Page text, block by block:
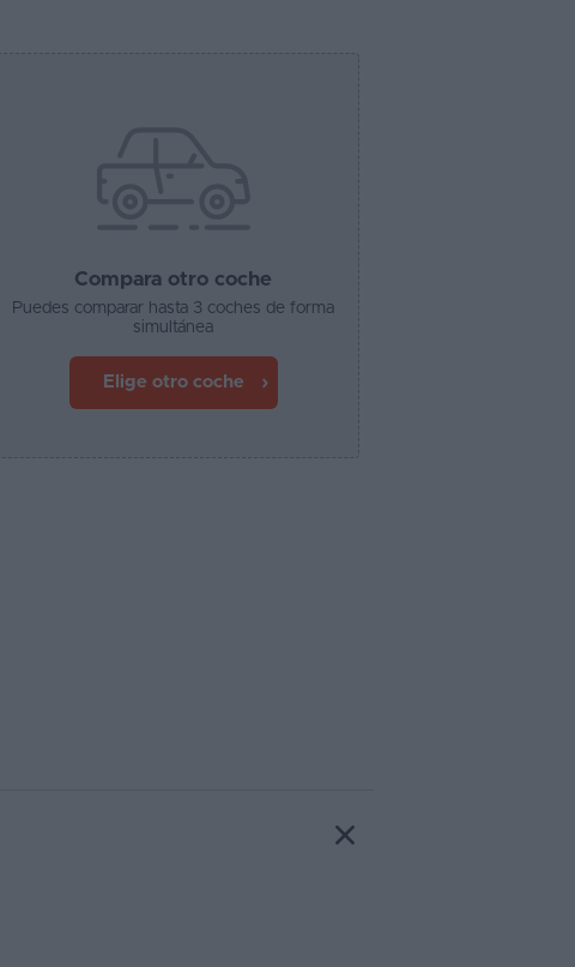
Compara otro coche
Puedes comparar hasta 3 coches de forma
simultánea
Elige otro coche